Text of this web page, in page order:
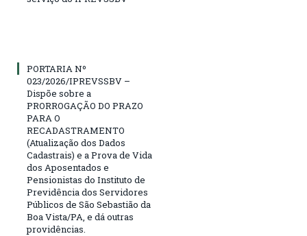
PORTARIA Nº
023/2026/IPREVSSBV –
Dispõe sobre a
PRORROGAÇÃO DO PRAZO
PARA O
RECADASTRAMENTO
(Atualização dos Dados
Cadastrais) e a Prova de Vida
dos Aposentados e
Pensionistas do Instituto de
Previdência dos Servidores
Públicos de São Sebastião da
Boa Vista/PA, e dá outras
providências.